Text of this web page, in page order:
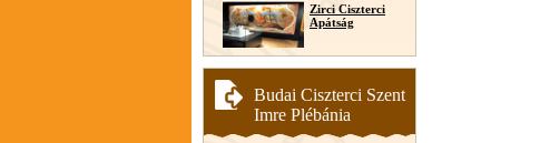
Zirci Ciszterci
Apátság
Budai Ciszterci Szent
Imre Plébánia